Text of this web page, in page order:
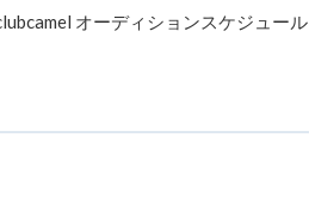
オーディションスケジュール